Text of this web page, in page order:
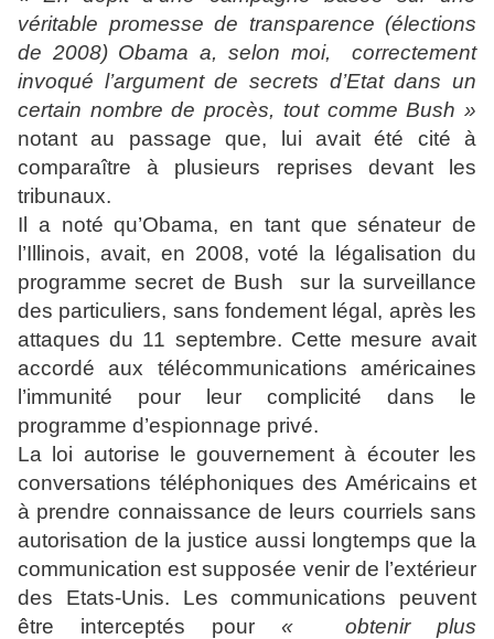
véritable promesse de transparence (élections
de 2008) Obama a, selon moi, correctement
invoqué l’argument de secrets d’Etat dans un
certain nombre de procès, tout comme Bush »
notant au passage que, lui avait été cité à
comparaître à plusieurs reprises devant les
tribunaux.
Il a noté qu’Obama, en tant que sénateur de
l’Illinois, avait, en 2008, voté la légalisation du
programme secret de Bush sur la surveillance
des particuliers, sans fondement légal, après les
attaques du 11 septembre. Cette mesure avait
accordé aux télécommunications américaines
l’immunité pour leur complicité dans le
programme d’espionnage privé.
La loi autorise le gouvernement à écouter les
conversations téléphoniques des Américains et
à prendre connaissance de leurs courriels sans
autorisation de la justice aussi longtemps que la
communication est supposée venir de l’extérieur
des Etats-Unis. Les communications peuvent
être interceptés pour « obtenir plus